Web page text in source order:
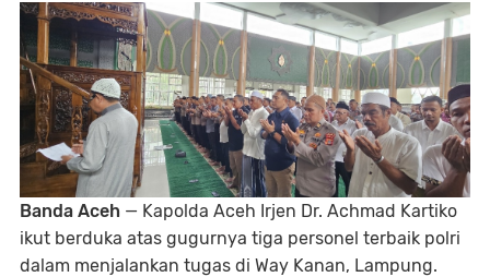
Banda Aceh — Kapolda Aceh Irjen Dr. Achmad Kartiko
ikut berduka atas gugurnya tiga personel terbaik polri
dalam menjalankan tugas di Way Kanan, Lampung.